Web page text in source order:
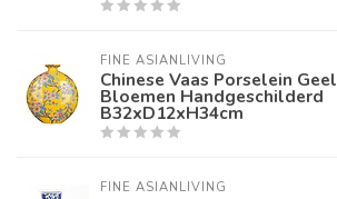
FINE ASIANLIVING
Chinese Vaas Porselein Geel
Bloemen Handgeschilderd
B32xD12xH34cm
FINE ASIANLIVING